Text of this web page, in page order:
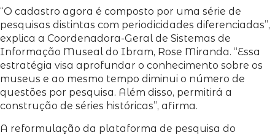
“O cadastro agora é composto por uma série de
pesquisas distintas com periodicidades diferenciadas”,
explica a Coordenadora-Geral de Sistemas de
Informação Museal do Ibram, Rose Miranda. “Essa
estratégia visa aprofundar o conhecimento sobre os
museus e ao mesmo tempo diminui o número de
questões por pesquisa. Além disso, permitirá a
construção de séries históricas”, afirma.
A reformulação da plataforma de pesquisa do